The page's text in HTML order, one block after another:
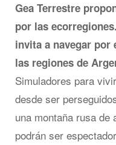
Gea Terrestre
por las
invita a navegar por
las regiones de
Simuladores para
desde ser
una montaña rusa de
podrán ser